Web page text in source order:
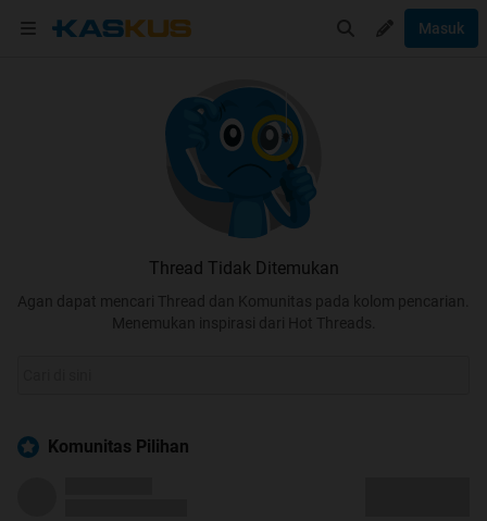
Masuk
Thread Tidak Ditemukan
Agan dapat mencari Thread dan Komunitas pada kolom pencarian.
Menemukan inspirasi dari Hot Threads.
Komunitas Pilihan